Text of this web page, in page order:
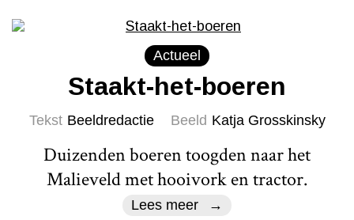
Actueel
Staakt-het-boeren
Tekst Beeldredactie Beeld Katja Grosskinsky
Duizenden boeren toogden naar het
Malieveld met hooivork en tractor.
Lees meer